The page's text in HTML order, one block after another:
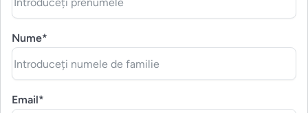
Nume*
Email*